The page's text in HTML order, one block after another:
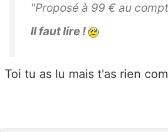
"Proposé à 99 € au
Il faut lire !
Toi tu as lu mais t'as rien